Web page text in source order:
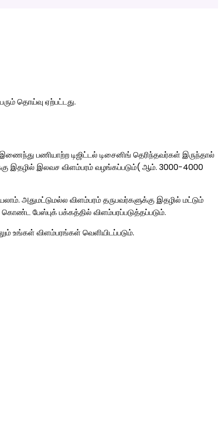
தொய்வு ஏற்பட்டது.
பணியாற்ற டிஜிட்டல் டிசைனிங் தெரிந்தவர்கள் இருந்தால்
இதழில் இலவச விளம்பரம் வழங்கப்படும்( ஆம். 3000-4000
அதுமட்டுமல்ல விளம்பரம் தருபவர்களுக்கு இதழில் மட்டும்
பேஸ்புக் பக்கத்தில் விளம்பரப்படுத்தப்படும்.
உங்கள் விளம்பரங்கள் வெளியிடப்படும்.